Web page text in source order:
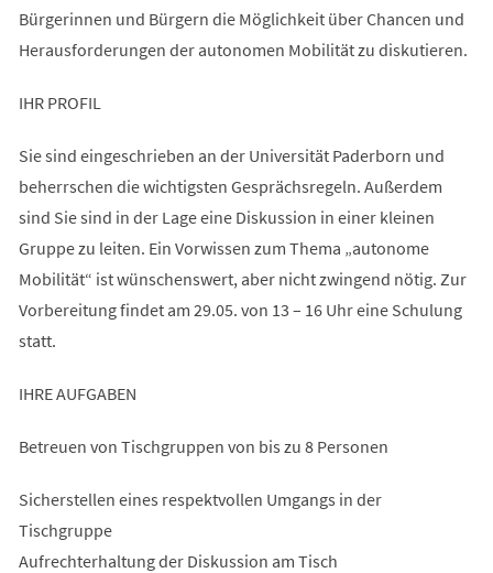
Bürgerinnen und Bürgern die Möglichkeit über Chancen und
Herausforderungen der autonomen Mobilität zu diskutieren.
IHR PROFIL
Sie sind eingeschrieben an der Universität Paderborn und
beherrschen die wichtigsten Gesprächsregeln. Außerdem
sind Sie sind in der Lage eine Diskussion in einer kleinen
Gruppe zu leiten. Ein Vorwissen zum Thema „autonome
Mobilität“ ist wünschenswert, aber nicht zwingend nötig. Zur
Vorbereitung findet am 29.05. von 13 – 16 Uhr eine Schulung
statt.
IHRE AUFGABEN
Betreuen von Tischgruppen von bis zu 8 Personen
Sicherstellen eines respektvollen Umgangs in der
Tischgruppe
Aufrechterhaltung der Diskussion am Tisch